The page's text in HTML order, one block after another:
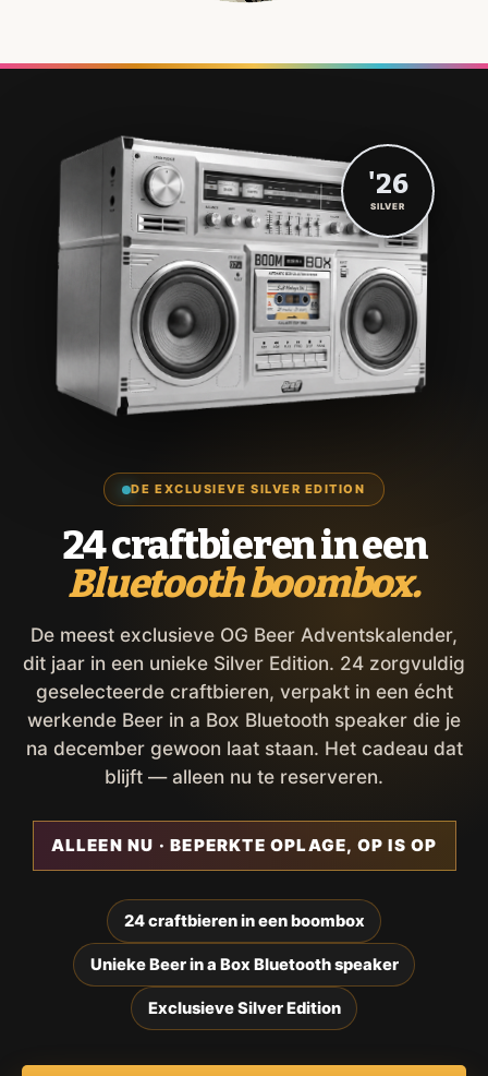
DE EXCLUSIEVE SILVER EDITION
24 craftbieren in een
Bluetooth boombox.
De meest exclusieve OG Beer Adventskalender,
dit jaar in een unieke Silver Edition. 24 zorgvuldig
geselecteerde craftbieren, verpakt in een écht
werkende Beer in a Box Bluetooth speaker die je
na december gewoon laat staan. Het cadeau dat
blijft — alleen nu te reserveren.
ALLEEN NU · BEPERKTE OPLAGE, OP IS OP
24 craftbieren in een boombox
Unieke Beer in a Box Bluetooth speaker
Exclusieve Silver Edition
'26
SILVER